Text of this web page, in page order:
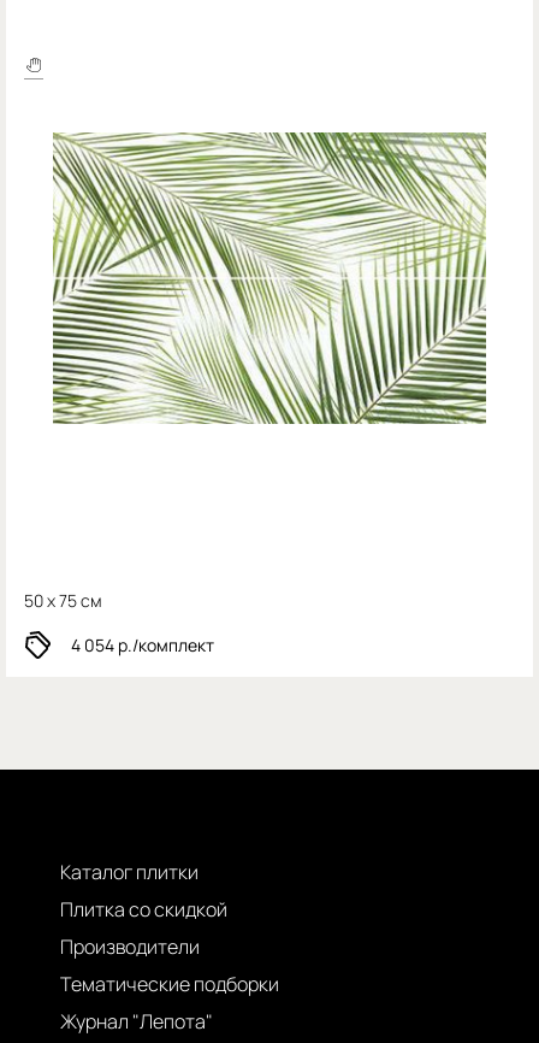
50 x 75 см
4 054 р./комплект
Каталог плитки
Плитка со скидкой
Производители
Тематические подборки
Журнал "Лепота"